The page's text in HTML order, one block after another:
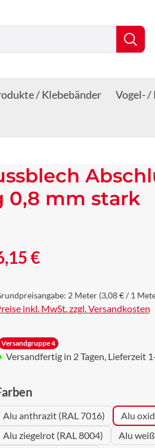
/ Klebebänder
Vogel- /
0,8 mm stark
Preis:
€
2 Meter (3,08 € / 1
inkl. MwSt. zzgl. Versandkosten
Versandgruppe 4
Versandfertig in 2 Tagen, Lieferzeit
auswählen
Alu anthrazit (RAL 7016)
Alu
Alu ziegelrot (RAL 8004)
Alu